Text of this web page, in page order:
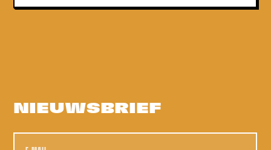
NIEUWSBRIEF
Name
E-mailadres